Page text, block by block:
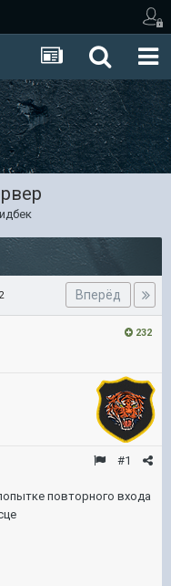
Вперёд
232
#1
повторного входа